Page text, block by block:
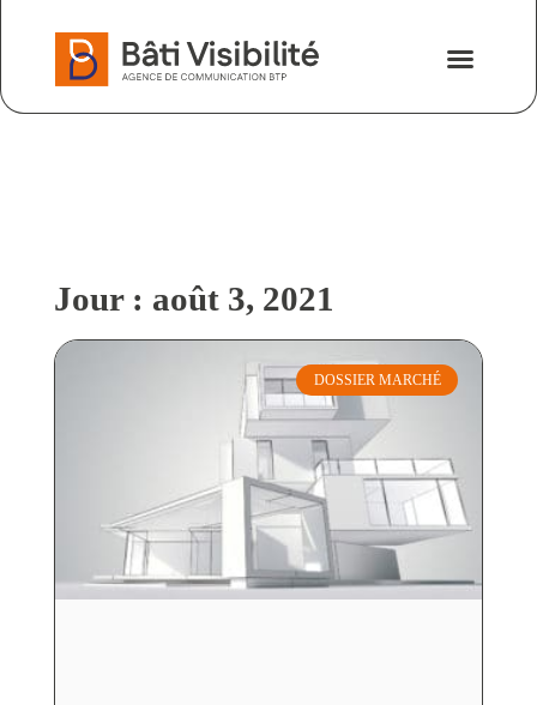
Jour : août 3, 2021
DOSSIER MARCHÉ